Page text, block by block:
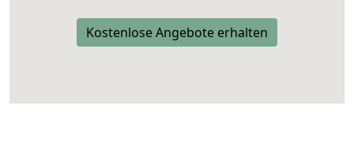
Kostenlose Angebote erhalten